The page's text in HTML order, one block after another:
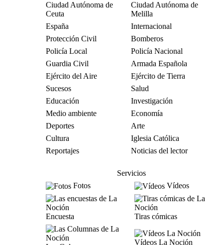
Ciudad Autónoma de
Ceuta
Ciudad Autónoma de
Melilla
España
Internacional
Protección Civil
Bomberos
Policía Local
Policía Nacional
Guardia Civil
Armada Española
Ejército del Aire
Ejército de Tierra
Sucesos
Salud
Educación
Investigación
Medio ambiente
Economía
Deportes
Arte
Cultura
Iglesia Católica
Reportajes
Noticias del lector
Servicios
Fotos
Vídeos
Encuesta Tiras cómicas
Vídeos La Noción